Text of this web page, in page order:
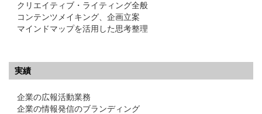
クリエイティブ・ライティング全般
コンテンツメイキング、企画立案
マインドマップを活用した思考整理
実績
企業の広報活動業務
企業の情報発信のブランディング